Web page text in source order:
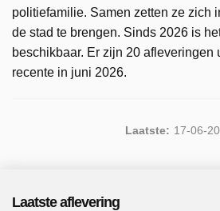
politiefamilie. Samen zetten ze zich
de stad te brengen. Sinds 2026 is
beschikbaar. Er zijn 20 afleveringen
recente in juni 2026.
Laatste: 17-06-
Laatste aflevering